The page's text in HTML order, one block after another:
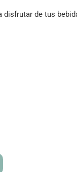
disfrutar de tus